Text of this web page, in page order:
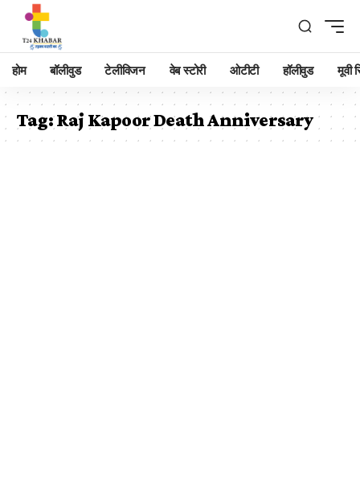
होम बॉलीवुड टेलीविजन वेब स्टोरी ओटीटी हॉलीवुड मूवी
Tag:Raj Kapoor Death Anniversary